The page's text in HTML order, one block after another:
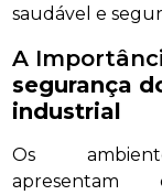
saudável e
A
segurança
industrial
Os
apresentam